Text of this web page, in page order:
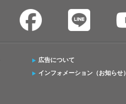
広告について
インフォメーション（お知らせ）